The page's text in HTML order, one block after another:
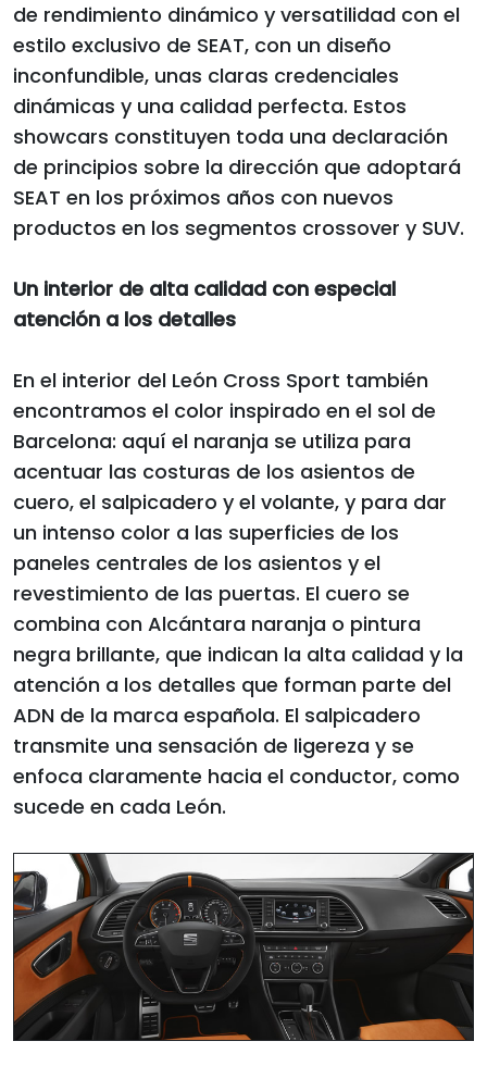
de rendimiento dinámico y versatilidad con el
estilo exclusivo de SEAT, con un diseño
inconfundible, unas claras credenciales
dinámicas y una calidad perfecta. Estos
showcars constituyen toda una declaración
de principios sobre la dirección que adoptará
SEAT en los próximos años con nuevos
productos en los segmentos crossover y SUV.
Un interior de alta calidad con especial
atención a los detalles
En el interior del León Cross Sport también
encontramos el color inspirado en el sol de
Barcelona: aquí el naranja se utiliza para
acentuar las costuras de los asientos de
cuero, el salpicadero y el volante, y para dar
un intenso color a las superficies de los
paneles centrales de los asientos y el
revestimiento de las puertas. El cuero se
combina con Alcántara naranja o pintura
negra brillante, que indican la alta calidad y la
atención a los detalles que forman parte del
ADN de la marca española. El salpicadero
transmite una sensación de ligereza y se
enfoca claramente hacia el conductor, como
sucede en cada León.